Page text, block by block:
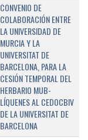
CONVENIO DE
COLABORACIÓN ENTRE
LA UNIVERSIDAD DE
MURCIA Y LA
UNIVERSITAT DE
BARCELONA, PARA LA
CESIÓN TEMPORAL DEL
HERBARIO MUB-
LÍQUENES AL CEDOCBIV
DE LA UNIVERSITAT DE
BARCELONA